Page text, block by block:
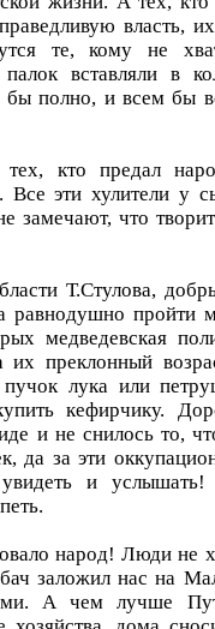
власть,
те, кому не
вставляли в
бы полно, и всем бы
кто предал
эти хулители у
замечают, что
Т.Стулова,
равнодушно пройти
медведевская
их преклонный
лука или
кефирчику.
и не снилось то,
да за эти
и услышать!
народ! Люди не
заложил нас на
А чем лучше